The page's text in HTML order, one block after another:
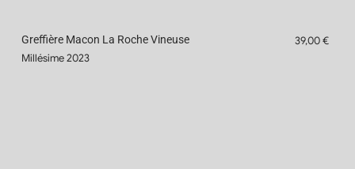
Greffière Macon La Roche Vineuse
Millésime 2023
39,00 €